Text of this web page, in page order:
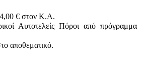
€ στον Κ.Α.
Αυτοτελείς Πόροι από πρόγραμμα
αποθεματικό.